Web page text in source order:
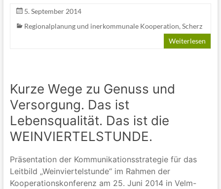
5. September 2014
Regionalplanung und inerkommunale Kooperation, Scherz
Weiterlesen
Kurze Wege zu Genuss und
Versorgung. Das ist
Lebensqualität. Das ist die
WEINVIERTELSTUNDE.
Präsentation der Kommunikationsstrategie für das
Leitbild „Weinviertelstunde“ im Rahmen der
Kooperationskonferenz am 25. Juni 2014 in Velm-